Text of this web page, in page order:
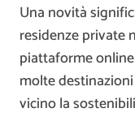
Una novità
residenze private
piattaforme
molte
vicino la